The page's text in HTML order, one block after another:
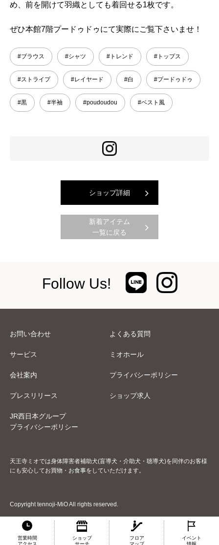
め、前を開けて羽織としても着回せる1枚です。
ぜひ本館7階プードゥドゥにて実際にご覧下さいませ！
#ブラウス #シャツ #トレンド #トップス
#ストライプ #レイヤード #白 #プードゥドゥ
#黒 #半袖 #poudoudou #ベスト風
ショップ詳細
新着アイテム
一覧に戻る
Follow Us!
営業時間
アクセス
ショップ
サーチ
フロア
マップ
イベント
情報
お問い合わせ よくある質問
サービス ミオホール
会社案内 プライバシーポリシー
プレスリリース ショップ求人
JR西日本グループ
プライバシーポリシー
天王寺ミオでは身体障害者補助犬(盲導犬・介助犬・聴導犬)を同伴のお客様
にも安心してお買物・お食事をしていただけます。
Copyright tennoji-MiO All rights reserved.